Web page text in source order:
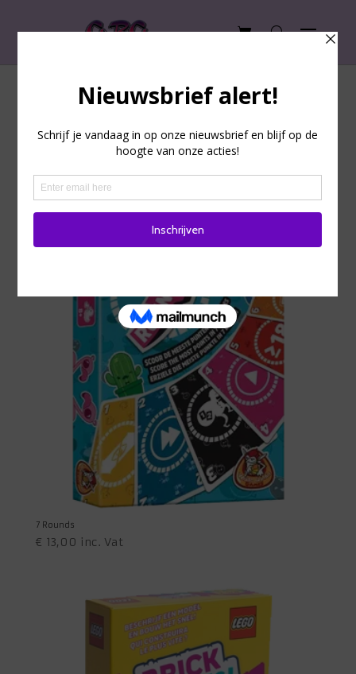
15 Min
getoond
7 Rounds
€ 13,00 inc. Vat